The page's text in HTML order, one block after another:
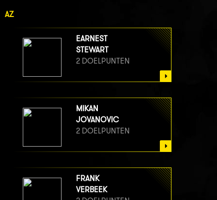
AZ
EARNEST
STEWART
2 DOELPUNTEN
MIKAN
JOVANOVIC
2 DOELPUNTEN
FRANK
VERBEEK